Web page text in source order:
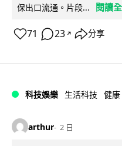
保出口流通。片段...
閱讀
71 23 ↗ 分享
科技娛樂 生活科技 健康
arthur 2 日